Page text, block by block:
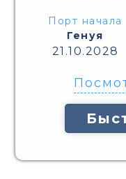
Порт начала
Генуя
21.10.2028